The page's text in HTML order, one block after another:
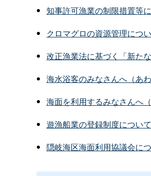
知事許可漁業の制限措置等
クロマグロの資源管理につ
改正漁業法に基づく「新た
海水浴客のみなさんへ（あ
海面を利用するみなさんへ
遊漁船業の登録制度につい
隠岐海区海面利用協議会に